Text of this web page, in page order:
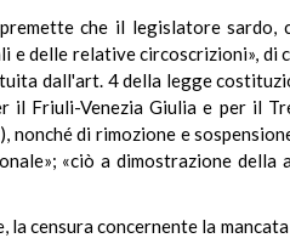
che il legislatore sardo,
e delle relative circoscrizioni»,
dall'art. 4 della legge
il Friuli-Venezia Giulia e per il
nonché di rimozione e
«ciò a dimostrazione della
la censura concernente la